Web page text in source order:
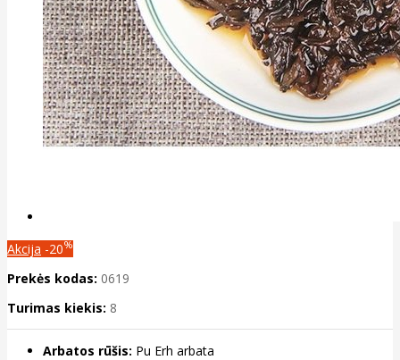
Akcija -20%
Prekės kodas: 0619
Turimas kiekis: 8
Arbatos rūšis: Pu Erh arbata